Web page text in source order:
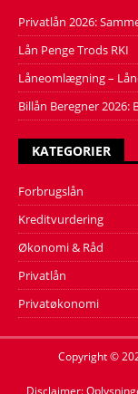
Privatlån 2026:
Lån Penge Trods RKI
Låneomlægning –
Billån Beregner 2026:
KATEGORIER
Forbrugslån
Kreditvurdering
Økonomi & Råd
Privatlån
Privatøkonomi
Copyright ©
Disclaimer: